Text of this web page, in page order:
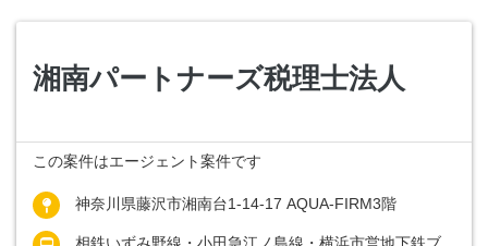
湘南パートナーズ税理士法人
この案件はエージェント案件です
神奈川県藤沢市湘南台1-14-17 AQUA-FIRM3階